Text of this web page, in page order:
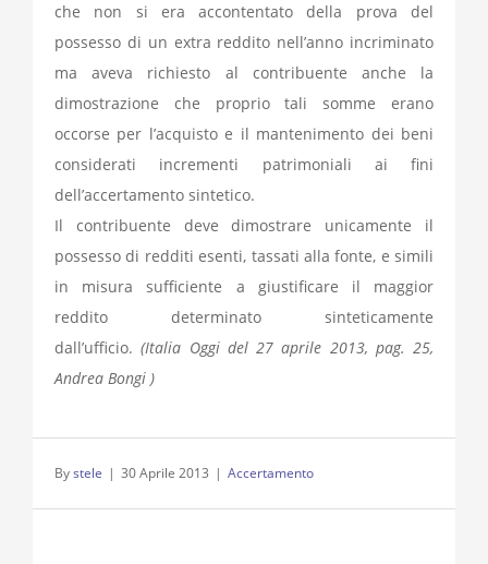
che non si era accontentato della prova del
possesso di un extra reddito nell’anno incriminato
ma aveva richiesto al contribuente anche la
dimostrazione che proprio tali somme erano
occorse per l’acquisto e il mantenimento dei beni
considerati incrementi patrimoniali ai fini
dell’accertamento sintetico.
Il contribuente deve dimostrare unicamente il
possesso di redditi esenti, tassati alla fonte, e simili
in misura sufficiente a giustificare il maggior
reddito determinato sinteticamente
dall’ufficio.(Italia Oggi del 27 aprile 2013, pag. 25,
Andrea Bongi )
Bystele | 30 Aprile 2013 | Accertamento